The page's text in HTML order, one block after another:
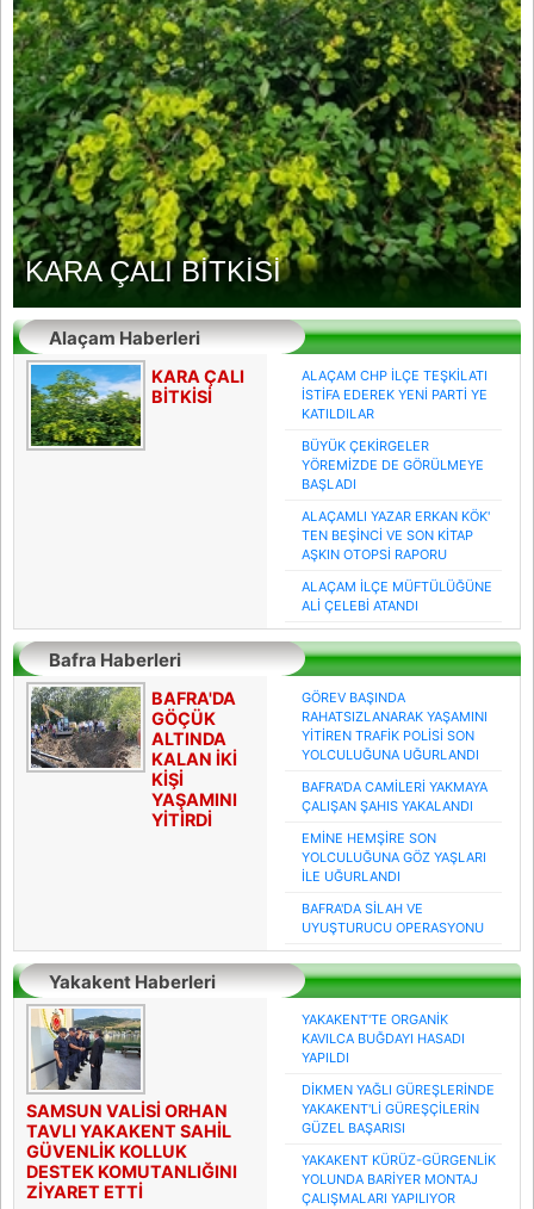
KARA ÇALI BİTKİSİ
Alaçam Haberleri
KARA ÇALI
BİTKİSİ
ALAÇAM CHP İLÇE TEŞKİLATI
İSTİFA EDEREK YENİ PARTİ YE
KATILDILAR
BÜYÜK ÇEKİRGELER
YÖREMİZDE DE GÖRÜLMEYE
BAŞLADI
ALAÇAMLI YAZAR ERKAN KÖK'
TEN BEŞİNCİ VE SON KİTAP
AŞKIN OTOPSİ RAPORU
ALAÇAM İLÇE MÜFTÜLÜĞÜNE
ALİ ÇELEBİ ATANDI
Bafra Haberleri
BAFRA'DA
GÖÇÜK
ALTINDA
KALAN İKİ
KİŞİ
YAŞAMINI
YİTİRDİ
GÖREV BAŞINDA
RAHATSIZLANARAK YAŞAMINI
YİTİREN TRAFİK POLİSİ SON
YOLCULUĞUNA UĞURLANDI
BAFRA'DA CAMİLERİ YAKMAYA
ÇALIŞAN ŞAHIS YAKALANDI
EMİNE HEMŞİRE SON
YOLCULUĞUNA GÖZ YAŞLARI
İLE UĞURLANDI
BAFRA'DA SİLAH VE
UYUŞTURUCU OPERASYONU
Yakakent Haberleri
SAMSUN VALİSİ ORHAN
TAVLI YAKAKENT SAHİL
GÜVENLİK KOLLUK
DESTEK KOMUTANLIĞINI
ZİYARET ETTİ
YAKAKENT'TE ORGANİK
KAVILCA BUĞDAYI HASADI
YAPILDI
DİKMEN YAĞLI GÜREŞLERİNDE
YAKAKENT'Lİ GÜREŞÇİLERİN
GÜZEL BAŞARISI
YAKAKENT KÜRÜZ-GÜRGENLİK
YOLUNDA BARİYER MONTAJ
ÇALIŞMALARI YAPILIYOR